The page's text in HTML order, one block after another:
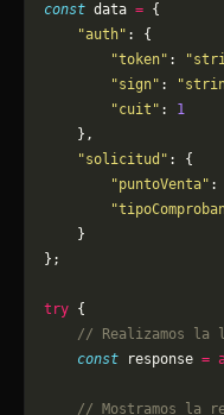
const data = {
    "auth"
: {
        "token"
:
        "sign"
:
        "cuit"
: 1
    },
    "solicitud"
: {
        "puntoVenta"
:
    }
};
try {
// Realizamos la
    const
response =
// Mostramos la